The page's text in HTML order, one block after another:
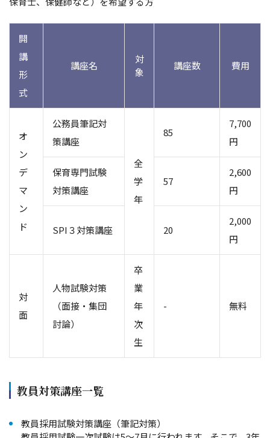
開
講
形
式
講座名
対
象
講座数 費用
オ
ン
デ
マ
ン
ド
公務員筆記対
策講座
全
学
年
85
7,700
円
保育専門試験
対策講座
57
2,600
円
SPI３対策講座 20
2,000
円
対
面
人物試験対策
（面接・集団
討論）
卒
業
年
次
生
- 無料
教員対策講座一覧
教員採用試験対策講座（筆記対策）